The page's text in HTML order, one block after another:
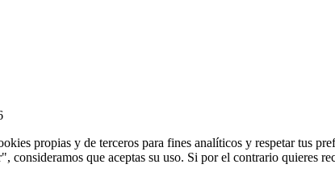
propias y de terceros para fines analíticos y respetar tus
consideramos que aceptas su uso. Si por el contrario quieres